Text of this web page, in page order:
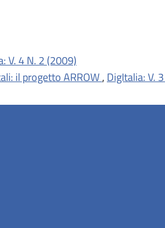
V. 4 N. 2 (2009)
il progetto ARROW, DigItalia: V.